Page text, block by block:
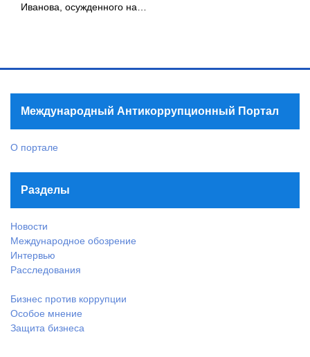
Иванова, осужденного на…
Международный Антикоррупционный Портал
О портале
Разделы
Новости
Международное обозрение
Интервью
Расследования
Бизнес против коррупции
Особое мнение
Защита бизнеса